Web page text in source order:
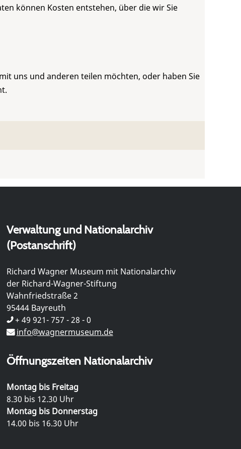
können Kosten entstehen, über die wir Sie
uns und anderen teilen möchten, oder haben Sie
Verwaltung und Nationalarchiv
(Postanschrift)
Richard Wagner Museum mit Nationalarchiv
der Richard-Wagner-Stiftung
Wahnfriedstraße 2
95444 Bayreuth
+ 49 921- 757 - 28 - 0
info@wagnermuseum.de
Öffnungszeiten Nationalarchiv
Montag bis Freitag
8.30 bis 12.30 Uhr
Montag bis Donnerstag
14.00 bis 16.30 Uhr